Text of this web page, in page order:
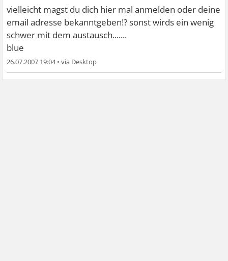
vielleicht magst du dich hier mal anmelden oder deine
email adresse bekanntgeben!? sonst wirds ein wenig
schwer mit dem austausch.......
blue
26.07.2007 19:04•